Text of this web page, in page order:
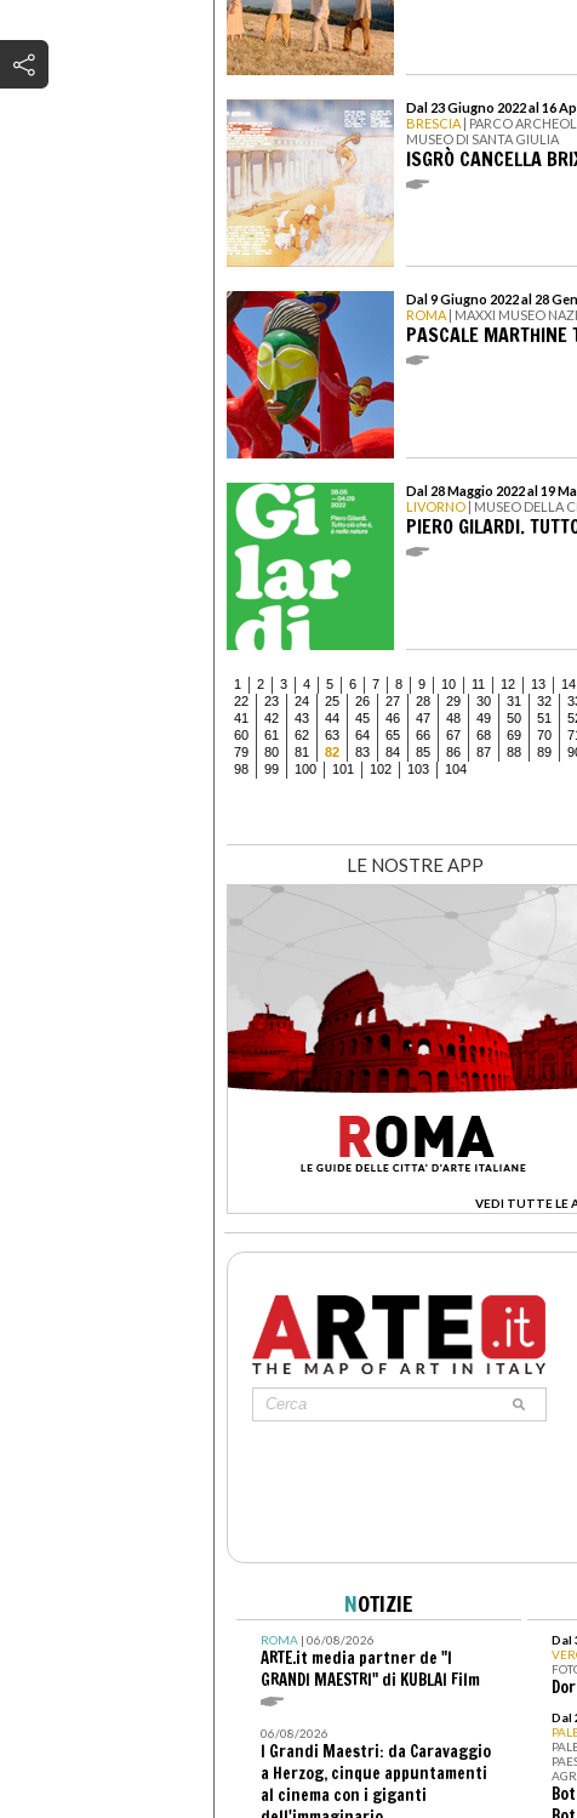
Dal 23 Giugno 2022 al 16
BRESCIA | PARCO
MUSEO DI SANTA GIULIA
ISGRÒ CANCELLA
Dal 9 Giugno 2022 al 28
ROMA | MAXXI MUSEO
PASCALE MARTHINE
Dal 28 Maggio 2022 al 19
LIVORNO | MUSEO DELLA
PIERO GILARDI.
1 2 3 4 5 6 7 8 9 10 11 12 13 14
22
23 24 25 26 27 28 29 30 31 32
41
42 43 44 45 46 47 48 49 50 51
60
61 62 63 64 65 66 67 68 69 70 71
79
80 81 82 83 84 85 86 87 88 89
98
99 100 101 102 103
104
LE NOSTRE APP
VEDI TUTTE LE
>
NOTIZIE
ROMA| 06/08/2026
ARTE.it media partner de "I
GRANDI MAESTRI" di KUBLAI Film
06/08/2026
I Grandi Maestri: da Caravaggio
a Herzog, cinque appuntamenti
al cinema con i giganti
Dal
Dal